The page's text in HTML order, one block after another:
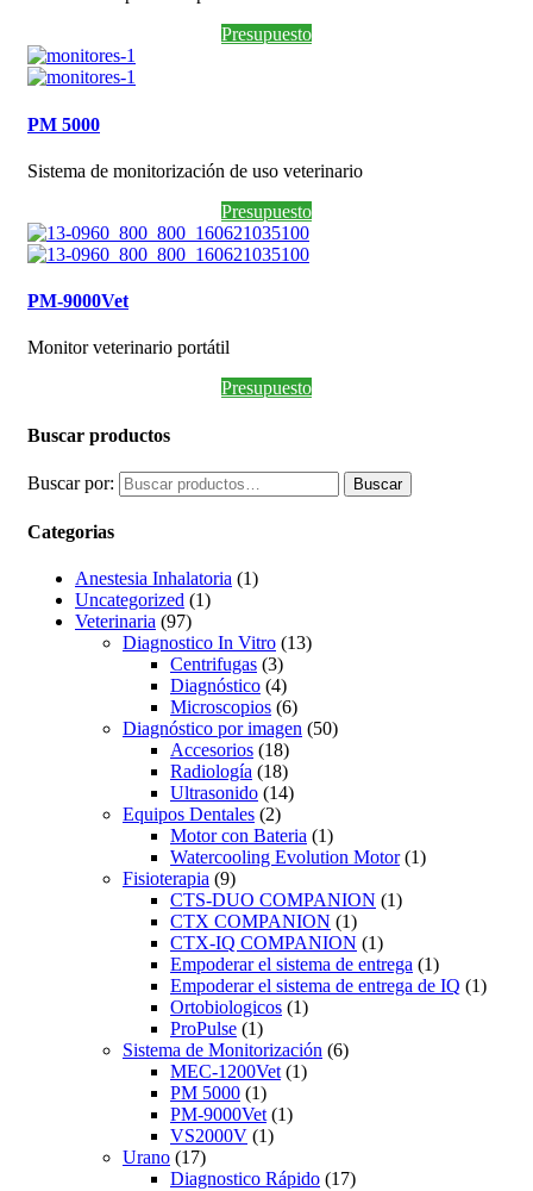
Presupuesto
PM 5000
Sistema de monitorización de uso veterinario
Presupuesto
PM-9000Vet
Monitor veterinario portátil
Presupuesto
Buscar productos
Buscar por: Buscar
Categorias
Anestesia Inhalatoria (1)
Uncategorized (1)
Veterinaria (97)
Diagnostico In Vitro (13)
Centrifugas (3)
Diagnóstico (4)
Microscopios (6)
Diagnóstico por imagen (50)
Accesorios (18)
Radiología (18)
Ultrasonido (14)
Equipos Dentales (2)
Motor con Bateria (1)
Watercooling Evolution Motor (1)
Fisioterapia (9)
CTS-DUO COMPANION (1)
CTX COMPANION (1)
CTX-IQ COMPANION (1)
Empoderar el sistema de entrega (1)
Empoderar el sistema de entrega de IQ (1)
Ortobiologicos (1)
ProPulse (1)
Sistema de Monitorización (6)
MEC-1200Vet (1)
PM 5000 (1)
PM-9000Vet (1)
VS2000V (1)
Urano (17)
Diagnostico Rápido (17)